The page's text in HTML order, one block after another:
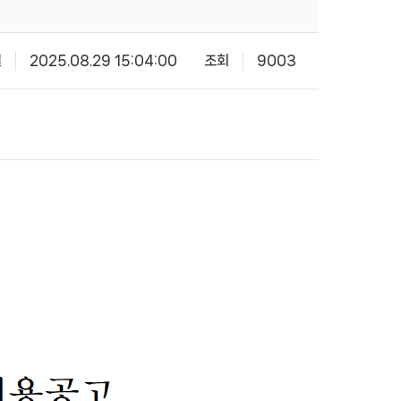
2025.08.29 15:04:00 조회 9003